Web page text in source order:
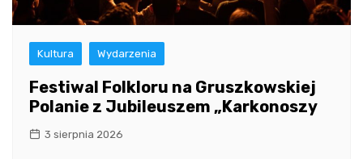
Kultura Wydarzenia
Festiwal Folkloru na Gruszkowskiej
Polanie z Jubileuszem „Karkonoszy
3 sierpnia 2026